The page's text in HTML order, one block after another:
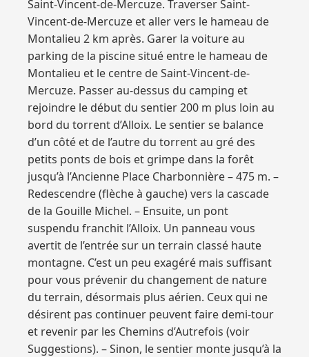
Saint-Vincent-de-Mercuze. Traverser Saint-
Vincent-de-Mercuze et aller vers le hameau de
Montalieu 2 km après. Garer la voiture au
parking de la piscine situé entre le hameau de
Montalieu et le centre de Saint-Vincent-de-
Mercuze. Passer au-dessus du camping et
rejoindre le début du sentier 200 m plus loin au
bord du torrent d’Alloix. Le sentier se balance
d’un côté et de l’autre du torrent au gré des
petits ponts de bois et grimpe dans la forêt
jusqu’à l’Ancienne Place Charbonnière – 475 m. –
Redescendre (flèche à gauche) vers la cascade
de la Gouille Michel. – Ensuite, un pont
suspendu franchit l’Alloix. Un panneau vous
avertit de l’entrée sur un terrain classé haute
montagne. C’est un peu exagéré mais suffisant
pour vous prévenir du changement de nature
du terrain, désormais plus aérien. Ceux qui ne
désirent pas continuer peuvent faire demi-tour
et revenir par les Chemins d’Autrefois (voir
Suggestions). – Sinon, le sentier monte jusqu’à la